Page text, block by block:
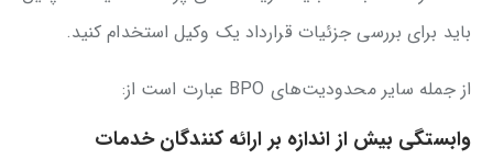
باید برای بررسی جزئیات قرارداد یک وکیل استخدام کنید.
از جمله سایر محدودیت‌های BPO عبارت است از:
وابستگی بیش از اندازه بر ارائه کنندگان خدمات